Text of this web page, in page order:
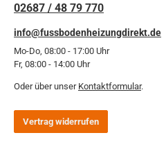
02687 / 48 79 770
info@fussbodenheizungdirekt.de
Mo-Do, 08:00 - 17:00 Uhr
Fr, 08:00 - 14:00 Uhr
Oder über unser Kontaktformular.
Vertrag widerrufen